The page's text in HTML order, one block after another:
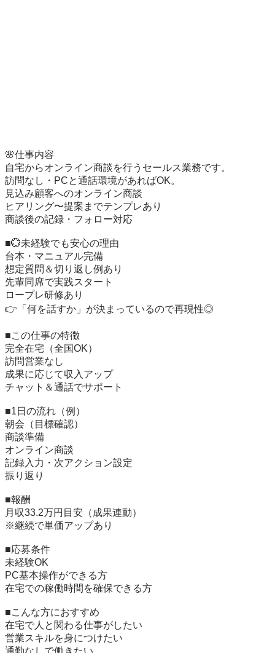
🌸仕事内容
自宅からオンライン商談を行うセールス業務です。
訪問なし・PCと通話環境があればOK。
見込み顧客へのオンライン商談
ヒアリング〜提案までテンプレあり
商談後の記録・フォロー対応
■💮未経験でも安心の理由
台本・マニュアル完備
想定質問＆切り返し例あり
先輩同席で実践スタート
ロープレ研修あり
👉「何を話すか」が決まっているので再現性◎
■この仕事の特徴
完全在宅（全国OK）
訪問営業なし
成果に応じて収入アップ
チャット＆通話でサポート
■1日の流れ（例）
朝会（目標確認）
商談準備
オンライン商談
記録入力・次アクション設定
振り返り
■報酬
月収33.2万円目安（成果連動）
※継続で単価アップあり
■応募条件
未経験OK
PC基本操作ができる方
在宅での稼働時間を確保できる方
■こんな方におすすめ
在宅で人と関わる仕事がしたい
営業スキルを身につけたい
通勤なしで働きたい